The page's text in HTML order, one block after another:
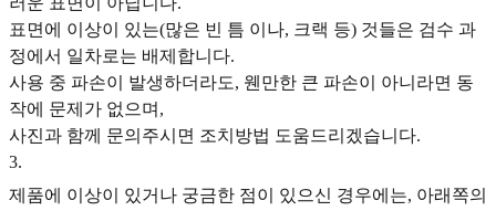
표면에 이상이 있는(많은 빈 틈 이나, 크랙 등) 것들은 검수 과
정에서 일차로는 배제합니다.
사용 중 파손이 발생하더라도, 웬만한 큰 파손이 아니라면 동
작에 문제가 없으며,
사진과 함께 문의주시면 조치방법 도움드리겠습니다.
3.
제품에 이상이 있거나 궁금한 점이 있으신 경우에는, 아래쪽의